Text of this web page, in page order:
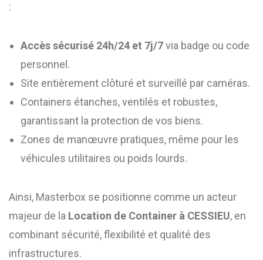
:
Accès sécurisé 24h/24 et 7j/7via badge ou code
personnel.
Site entièrement clôturé et surveillé par caméras.
Containers étanches, ventilés et robustes,
garantissant la protection de vos biens.
Zones de manœuvre pratiques, même pour les
véhicules utilitaires ou poids lourds.
Ainsi, Masterbox se positionne comme un acteur
majeur de la Location de Container à CESSIEU, en
combinant sécurité, flexibilité et qualité des
infrastructures.